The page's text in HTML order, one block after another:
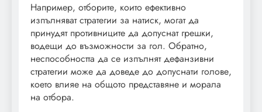
Например, отборите, които ефективно
изпълняват стратегии за натиск, могат да
принудят противниците да допуснат грешки,
водещи до възможности за гол. Обратно,
неспособността да се изпълнят дефанзивни
стратегии може да доведе до допуснати голове,
което влияе на общото представяне и морала
на отбора.